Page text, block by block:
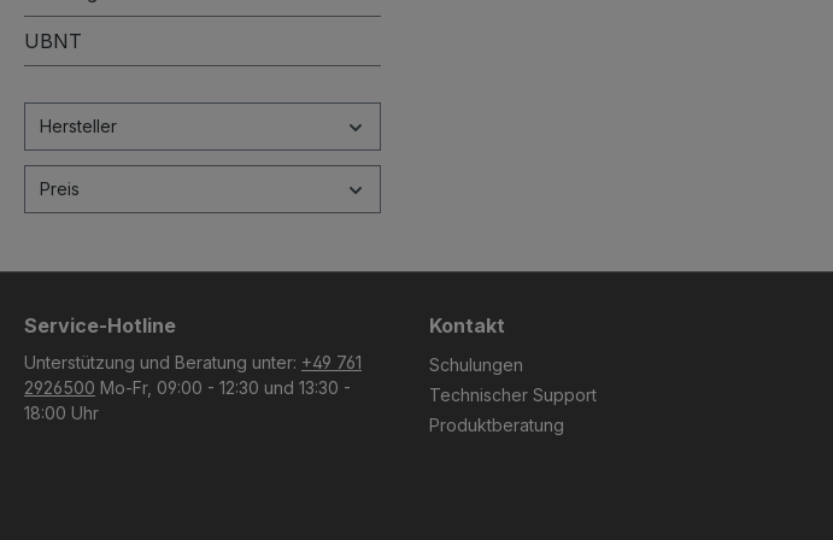
UBNT
Hersteller
Preis
Service-Hotline
Unterstützung und Beratung unter: +49 761
2926500 Mo-Fr, 09:00 - 12:30 und 13:30 -
18:00 Uhr
Kontakt
Schulungen
Technischer Support
Produktberatung